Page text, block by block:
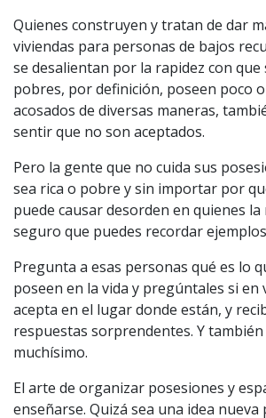
Quienes construyen y tratan de dar
viviendas para personas de bajos
se desalientan por la rapidez con que
pobres, por definición, poseen poco
acosados de diversas maneras,
sentir que no son aceptados.
Pero la gente que no cuida sus
sea rica o pobre y sin importar por
puede causar desorden en quienes la
seguro que puedes recordar
Pregunta a esas personas qué es lo
poseen en la vida y pregúntales si en
acepta en el lugar donde están, y
respuestas sorprendentes. Y
muchísimo.
El arte de organizar posesiones y
enseñarse. Quizá sea una idea